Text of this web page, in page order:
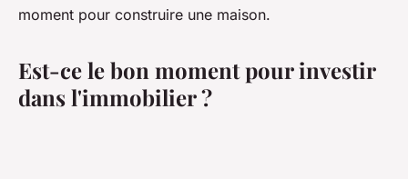
moment pour construire une maison.
Est-ce le bon moment pour investir
dans l'immobilier ?